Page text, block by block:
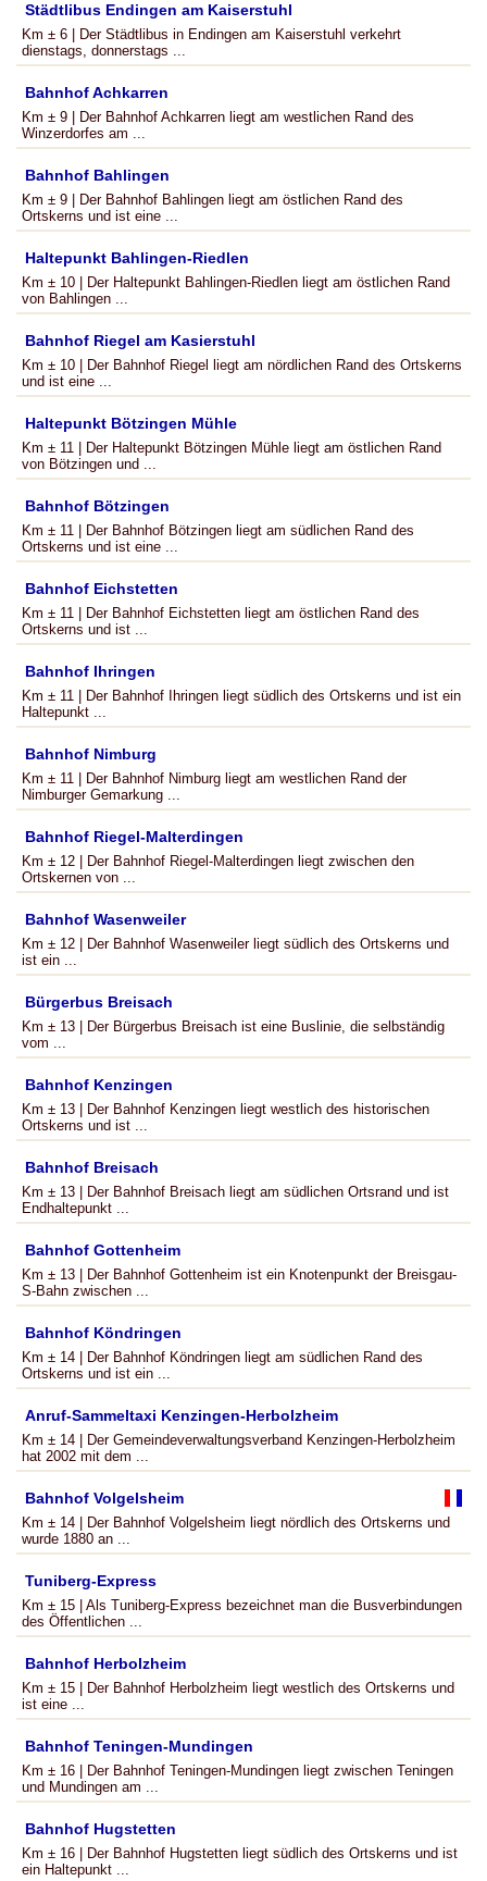
Städtlibus Endingen am Kaiserstuhl
Km ± 6 | Der Städtlibus in Endingen am Kaiserstuhl verkehrt
dienstags, donnerstags ...
Bahnhof Achkarren
Km ± 9 | Der Bahnhof Achkarren liegt am westlichen Rand des
Winzerdorfes am ...
Bahnhof Bahlingen
Km ± 9 | Der Bahnhof Bahlingen liegt am östlichen Rand des
Ortskerns und ist eine ...
Haltepunkt Bahlingen-Riedlen
Km ± 10 | Der Haltepunkt Bahlingen-Riedlen liegt am östlichen Rand
von Bahlingen ...
Bahnhof Riegel am Kasierstuhl
Km ± 10 | Der Bahnhof Riegel liegt am nördlichen Rand des Ortskerns
und ist eine ...
Haltepunkt Bötzingen Mühle
Km ± 11 | Der Haltepunkt Bötzingen Mühle liegt am östlichen Rand
von Bötzingen und ...
Bahnhof Bötzingen
Km ± 11 | Der Bahnhof Bötzingen liegt am südlichen Rand des
Ortskerns und ist eine ...
Bahnhof Eichstetten
Km ± 11 | Der Bahnhof Eichstetten liegt am östlichen Rand des
Ortskerns und ist ...
Bahnhof Ihringen
Km ± 11 | Der Bahnhof Ihringen liegt südlich des Ortskerns und ist ein
Haltepunkt ...
Bahnhof Nimburg
Km ± 11 | Der Bahnhof Nimburg liegt am westlichen Rand der
Nimburger Gemarkung ...
Bahnhof Riegel-Malterdingen
Km ± 12 | Der Bahnhof Riegel-Malterdingen liegt zwischen den
Ortskernen von ...
Bahnhof Wasenweiler
Km ± 12 | Der Bahnhof Wasenweiler liegt südlich des Ortskerns und
ist ein ...
Bürgerbus Breisach
Km ± 13 | Der Bürgerbus Breisach ist eine Buslinie, die selbständig
vom ...
Bahnhof Kenzingen
Km ± 13 | Der Bahnhof Kenzingen liegt westlich des historischen
Ortskerns und ist ...
Bahnhof Breisach
Km ± 13 | Der Bahnhof Breisach liegt am südlichen Ortsrand und ist
Endhaltepunkt ...
Bahnhof Gottenheim
Km ± 13 | Der Bahnhof Gottenheim ist ein Knotenpunkt der Breisgau-
S-Bahn zwischen ...
Bahnhof Köndringen
Km ± 14 | Der Bahnhof Köndringen liegt am südlichen Rand des
Ortskerns und ist ein ...
Anruf-Sammeltaxi Kenzingen-Herbolzheim
Km ± 14 | Der Gemeindeverwaltungsverband Kenzingen-Herbolzheim
hat 2002 mit dem ...
Bahnhof Volgelsheim
Km ± 14 | Der Bahnhof Volgelsheim liegt nördlich des Ortskerns und
wurde 1880 an ...
Tuniberg-Express
Km ± 15 | Als Tuniberg-Express bezeichnet man die Busverbindungen
des Öffentlichen ...
Bahnhof Herbolzheim
Km ± 15 | Der Bahnhof Herbolzheim liegt westlich des Ortskerns und
ist eine ...
Bahnhof Teningen-Mundingen
Km ± 16 | Der Bahnhof Teningen-Mundingen liegt zwischen Teningen
und Mundingen am ...
Bahnhof Hugstetten
Km ± 16 | Der Bahnhof Hugstetten liegt südlich des Ortskerns und ist
ein Haltepunkt ...